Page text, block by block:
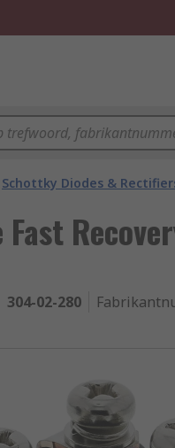
Schottky Diodes &
304-02-280